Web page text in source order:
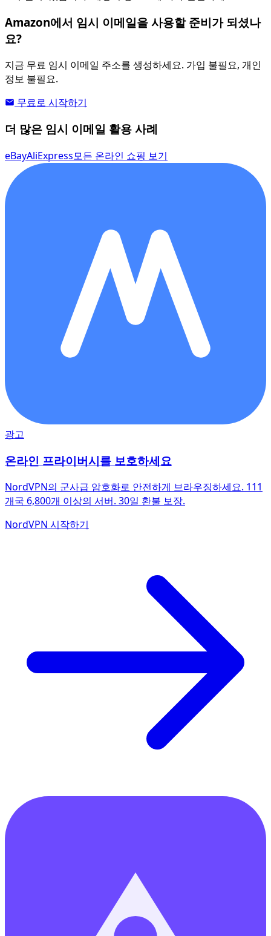
Amazon에서 임시 이메일을 사용할 준비가 되셨나
요?
지금 무료 임시 이메일 주소를 생성하세요. 가입 불필요, 개인
정보 불필요.
무료로 시작하기
더 많은 임시 이메일 활용 사례
eBayAliExpress모든 온라인 쇼핑 보기
광고
온라인 프라이버시를 보호하세요
NordVPN의 군사급 암호화로 안전하게 브라우징하세요. 111
개국 6,800개 이상의 서버. 30일 환불 보장.
NordVPN 시작하기